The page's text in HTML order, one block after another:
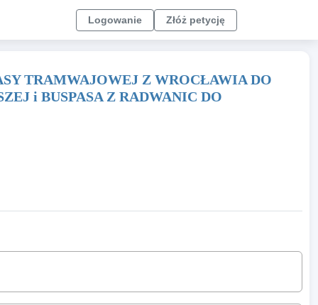
Logowanie Złóż petycję
TRAMWAJOWEJ Z WROCŁAWIA DO
i BUSPASA Z RADWANIC DO